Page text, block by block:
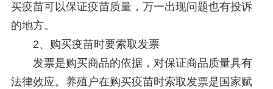
买疫苗可以保证疫苗质量，万一出现问题也有投诉
的地方。
2、购买疫苗时要索取发票
发票是购买商品的依据，对保证商品质量具有
法律效应。养殖户在购买疫苗时索取发票是国家赋